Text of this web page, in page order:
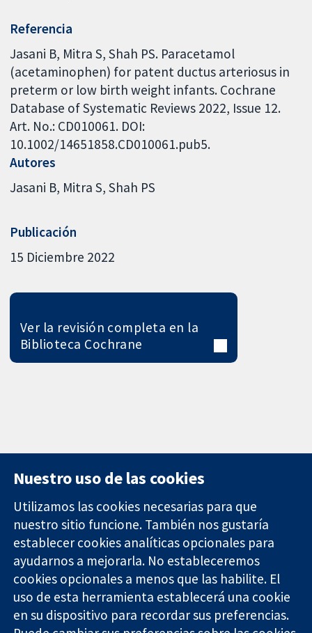
Referencia
Jasani B, Mitra S, Shah PS. Paracetamol
(acetaminophen) for patent ductus arteriosus in
preterm or low birth weight infants. Cochrane
Database of Systematic Reviews 2022, Issue 12.
Art. No.: CD010061. DOI:
10.1002/14651858.CD010061.pub5.
Autores
Jasani B Mitra S Shah PS
Publicación
15 Diciembre 2022
Ver la revisión completa en la
Biblioteca Cochrane
Evidencia fiable.
Decisiones
informadas.
Mejor salud.
11-13 Cavendish
Square
Londres
W1G 0AN
Reino Unido
Contacto
Noticias
Prensa
Sobre
nosotros
Empleo
Cochrane
Nuestro uso de las cookies
Utilizamos las cookies necesarias para que
nuestro sitio funcione. También nos gustaría
establecer cookies analíticas opcionales para
ayudarnos a mejorarla. No estableceremos
cookies opcionales a menos que las habilite. El
uso de esta herramienta establecerá una cookie
en su dispositivo para recordar sus preferencias.